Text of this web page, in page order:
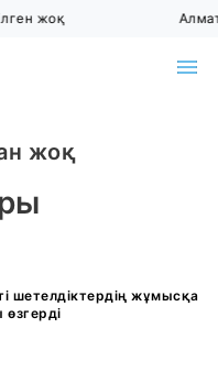
жоқ
жоқ
шетелдіктердің жұмысқа